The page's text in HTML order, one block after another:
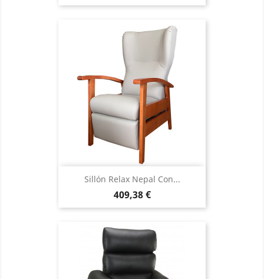
Sillón Relax Nepal Con...
Precio
409,38 €